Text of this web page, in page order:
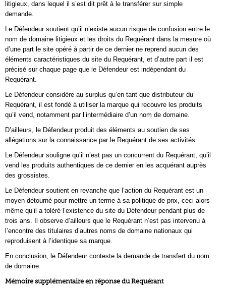
litigieux, dans lequel il s’est dit prêt à le transférer sur simple
demande.
Le Défendeur soutient qu’il n’existe aucun risque de confusion entre le
nom de domaine litigieux et les droits du Requérant dans la mesure où
d’une part le site opéré à partir de ce dernier ne reprend aucun des
éléments caractéristiques du site du Requérant, et d’autre part il est
précisé sur chaque page que le Défendeur est indépendant du
Requérant.
Le Défendeur considère au surplus qu’en tant que distributeur du
Requérant, il est fondé à utiliser la marque qui recouvre les produits
qu’il vend, notamment par l’intermédiaire d’un nom de domaine.
D’ailleurs, le Défendeur produit des éléments au soutien de ses
allégations sur la connaissance par le Requérant de ses activités.
Le Défendeur souligne qu’il n’est pas un concurrent du Requérant, qu’il
vend les produits authentiques de ce dernier en les acquérant auprès
des grossistes.
Le Défendeur soutient en revanche que l’action du Requérant est un
moyen détourné pour mettre un terme à sa politique de prix, ceci alors
même qu’il a toléré l’existence du site du Défendeur pendant plus de
trois ans. Il observe d’ailleurs que le Requérant n’est pas intervenu à
l’encontre des titulaires d’autres noms de domaine nationaux qui
reproduisent à l’identique sa marque.
En conclusion, le Défendeur conteste la demande de transfert du nom
de domaine.
Mémoire supplémentaire en réponse du Requérant